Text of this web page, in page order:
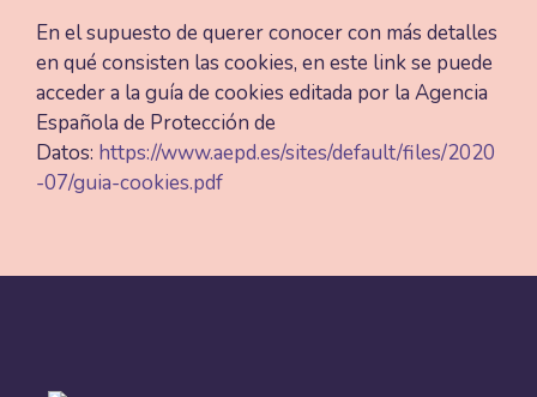
En el supuesto de querer conocer con más detalles
en qué consisten las cookies, en este link se puede
acceder a la guía de cookies editada por la Agencia
Española de Protección de
Datos: https://www.aepd.es/sites/default/files/2020
-07/guia-cookies.pdf